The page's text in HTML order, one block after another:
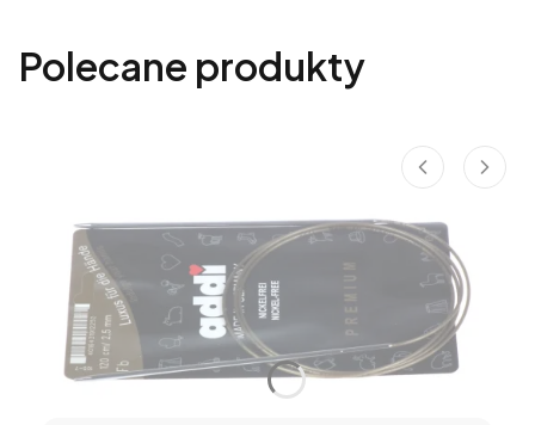
Polecane produkty